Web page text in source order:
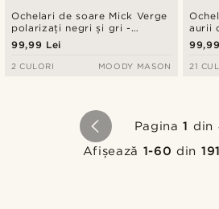
Ochelari de soare Mick Verge
polarizați negri și gri -
Categoria 3.5
99,99 Lei
2 CULORI MOODY MASON
aurii
21
Pagina1 din
Afișează 1-60 din 191